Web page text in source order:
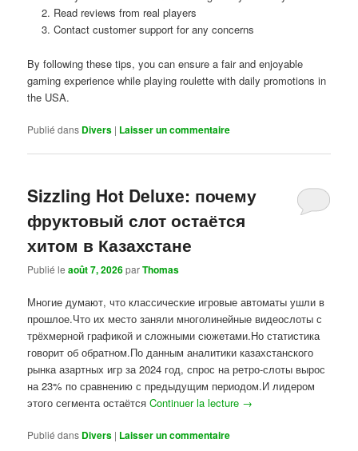
Read reviews from real players
Contact customer support for any concerns
By following these tips, you can ensure a fair and enjoyable
gaming experience while playing roulette with daily promotions in
the USA.
Publié dans Divers | Laisser un commentaire
Sizzling Hot Deluxe: почему
фруктовый слот остаётся
хитом в Казахстане
Publié leaoût 7, 2026parThomas
Многие думают, что классические игровые автоматы ушли в
прошлое.Что их место заняли многолинейные видеослоты с
трёхмерной графикой и сложными сюжетами.Но статистика
говорит об обратном.По данным аналитики казахстанского
рынка азартных игр за 2024 год, спрос на ретро-слоты вырос
на 23% по сравнению с предыдущим периодом.И лидером
этого сегмента остаётсяContinuer la lecture →
Publié dans Divers | Laisser un commentaire